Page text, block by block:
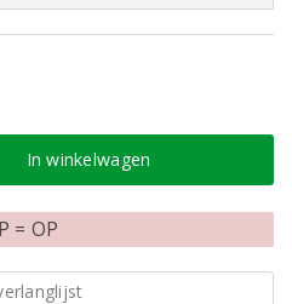
In winkelwagen
= OP